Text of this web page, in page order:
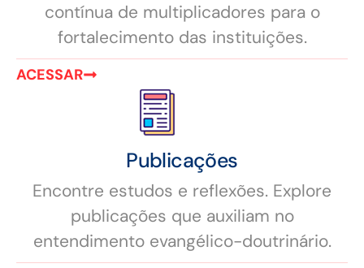
contínua de multiplicadores para o
fortalecimento das instituições.
ACESSAR
Publicações
Encontre estudos e reflexões. Explore
publicações que auxiliam no
entendimento evangélico-doutrinário.